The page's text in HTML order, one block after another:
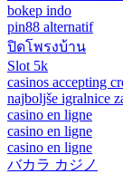
bokep indo
pin88 alternatif
ปิดโพรงบ้าน
Slot 5k
casinos accepting
najboljše igralnice
casino en ligne
casino en ligne
casino en ligne
バカラ カジノ